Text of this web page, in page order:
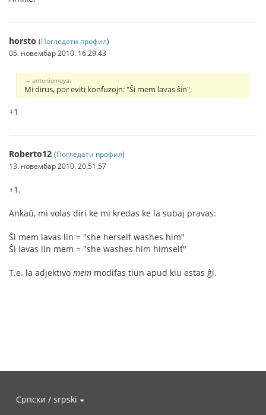
horsto (Погледати профил)
05. новембар 2010. 16.29.43
antoniomoya:
Mi dirus, por eviti konfuzojn: "Ŝi mem lavas ŝin".
+1
Roberto12 (Погледати профил)
13. новембар 2010. 20.51.57
+1.
Ankaŭ, mi volas diri ke mi kredas ke la subaj pravas:
Ŝi mem lavas lin = "she herself washes him"
Ŝi lavas lin mem = "she washes him himself"
T.e. la adjektivo mem modifas tiun apud kiu estas ĝi.
Српски / srpski